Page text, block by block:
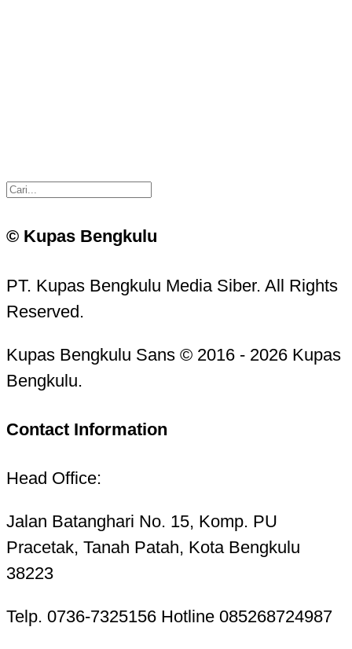
© Kupas Bengkulu
PT. Kupas Bengkulu Media Siber. All Rights
Reserved.
Kupas Bengkulu Sans © 2016 - 2026 Kupas
Bengkulu.
Contact Information
Head Office:
Jalan Batanghari No. 15, Komp. PU
Pracetak, Tanah Patah, Kota Bengkulu
38223
Telp. 0736-7325156 Hotline 085268724987